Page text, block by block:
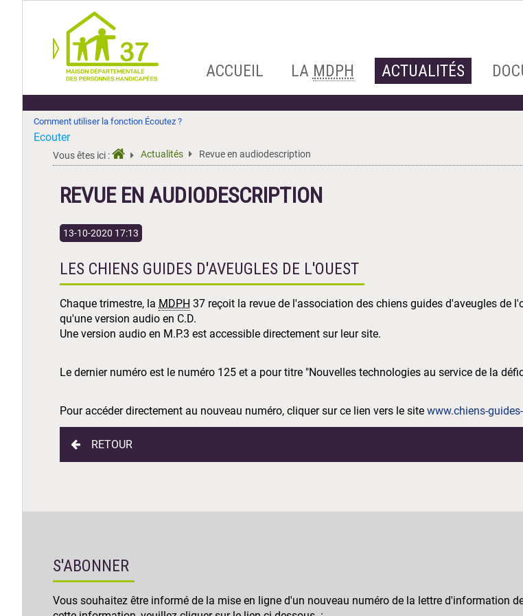
AllerACCUEIL LA MDPH ACTUALITÉS
Comment utiliser la fonction Écoutez ?
Ecouter
Vous êtes ici : Actualités Revue en audiodescription
REVUE EN AUDIODESCRIPTION
13-10-2020 17:13
LES CHIENS GUIDES D'AVEUGLES DE L'OUEST
Chaque trimestre, la MDPH 37 reçoit la revue de l'association des chiens guides d'aveugles de
qu'une version audio en C.D.
Une version audio en M.P.3 est accessible directement sur leur site.
Le dernier numéro est le numéro 125 et a pour titre "Nouvelles technologies au service de la
Pour accéder directement au nouveau numéro, cliquer sur ce lien vers le site www.chiens-
RETOUR
S'ABONNER
Vous souhaitez être informé de la mise en ligne d'un nouveau numéro de la lettre d'information